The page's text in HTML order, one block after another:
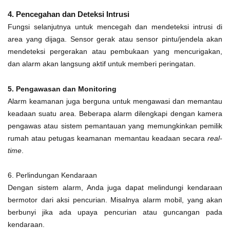
4. Pencegahan dan Deteksi Intrusi
Fungsi selanjutnya untuk mencegah dan mendeteksi intrusi di
area yang dijaga. Sensor gerak atau sensor pintu/jendela akan
mendeteksi pergerakan atau pembukaan yang mencurigakan,
dan alarm akan langsung aktif untuk memberi peringatan.
5. Pengawasan dan Monitoring
Alarm keamanan juga berguna untuk mengawasi dan memantau
keadaan suatu area. Beberapa alarm dilengkapi dengan kamera
pengawas atau sistem pemantauan yang memungkinkan pemilik
rumah atau petugas keamanan memantau keadaan secara real-
time
6. Perlindungan Kendaraan
Dengan sistem alarm, Anda juga dapat melindungi kendaraan
bermotor dari aksi pencurian. Misalnya alarm mobil, yang akan
berbunyi jika ada upaya pencurian atau guncangan pada
kendaraan.